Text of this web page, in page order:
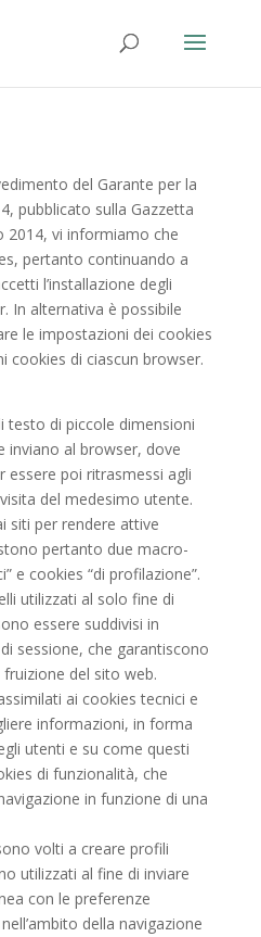
del Garante per la
pubblicato sulla Gazzetta
2014, vi informiamo che
pertanto continuando a
l’installazione degli
In alternativa è possibile
le impostazioni dei cookies
cookies di ciascun browser.
testo di piccole dimensioni
inviano al browser, dove
poi ritrasmessi agli
del medesimo utente.
siti per rendere attive
pertanto due macro-
e cookies “di profilazione”.
utilizzati al solo fine di
essere suddivisi in
sessione, che garantiscono
del sito web.
ai cookies tecnici e
informazioni, in forma
utenti e su come questi
di funzionalità, che
in funzione di una
volti a creare profili
utilizzati al fine di inviare
con le preferenze
della navigazione